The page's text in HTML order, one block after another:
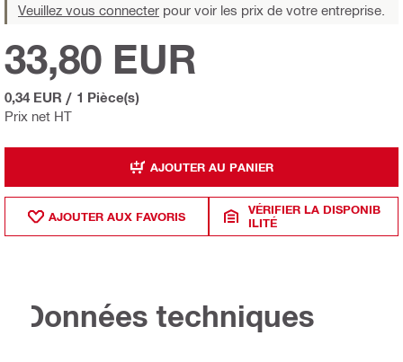
Veuillez vous connecter pour voir les prix de votre entreprise.
Prix net HT
33,80 EUR
0,34 EUR / 1 Pièce(s)
AJOUTER AU PANIER
AJOUTER AUX FAVORIS
VÉRIFIER LA DISPONIB
ILITÉ
Données techniques